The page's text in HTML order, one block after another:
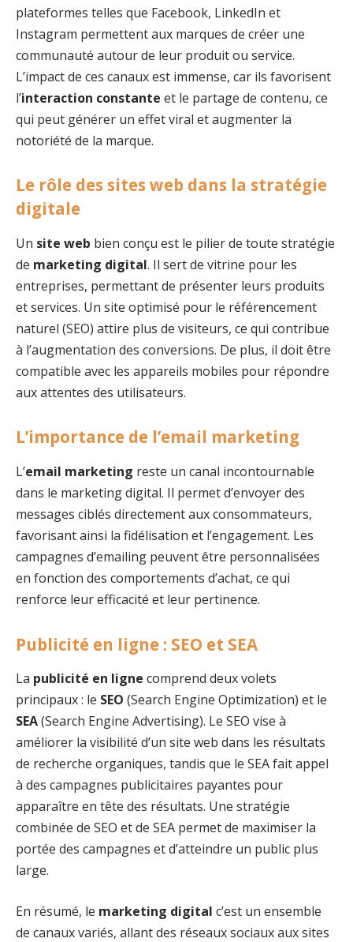
plateformes telles que Facebook, LinkedIn et
Instagram permettent aux marques de créer une
communauté autour de leur produit ou service.
L’impact de ces canaux est immense, car ils favorisent
l’interaction constante et le partage de contenu, ce
qui peut générer un effet viral et augmenter la
notoriété de la marque.
Le rôle des sites web dans la stratégie
digitale
Un site web bien conçu est le pilier de toute stratégie
de marketing digital. Il sert de vitrine pour les
entreprises, permettant de présenter leurs produits
et services. Un site optimisé pour le référencement
naturel (SEO) attire plus de visiteurs, ce qui contribue
à l’augmentation des conversions. De plus, il doit être
compatible avec les appareils mobiles pour répondre
aux attentes des utilisateurs.
L’importance de l’email marketing
L’email marketing reste un canal incontournable
dans le marketing digital. Il permet d’envoyer des
messages ciblés directement aux consommateurs,
favorisant ainsi la fidélisation et l’engagement. Les
campagnes d’emailing peuvent être personnalisées
en fonction des comportements d’achat, ce qui
renforce leur efficacité et leur pertinence.
Publicité en ligne : SEO et SEA
La publicité en ligne comprend deux volets
principaux : le SEO (Search Engine Optimization) et le
SEA(Search Engine Advertising). Le SEO vise à
améliorer la visibilité d’un site web dans les résultats
de recherche organiques, tandis que le SEA fait appel
à des campagnes publicitaires payantes pour
apparaître en tête des résultats. Une stratégie
combinée de SEO et de SEA permet de maximiser la
portée des campagnes et d’atteindre un public plus
large.
En résumé, le marketing digital c’est un ensemble
de canaux variés, allant des réseaux sociaux aux sites